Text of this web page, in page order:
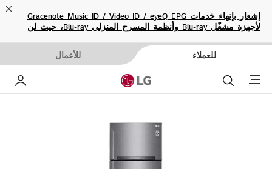
إشعار بإنهاء خدمات Gracenote Music ID / Video ID / eyeQ EPG
لأجهزة مشغّل Blu-ray وأنظمة المسرح المنزلي Blu-ray، حيث لن
للعملاء للأعمال
Menu بحث